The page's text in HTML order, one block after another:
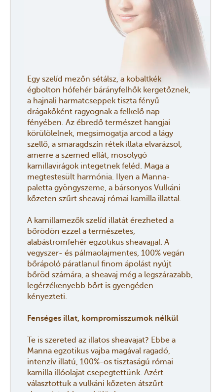
Egy szelíd mezőn sétálsz, a kobaltkék
égbolton hófehér bárányfelhők kergetőznek,
a hajnali harmatcseppek tiszta fényű
drágakőként ragyognak a felkelő nap
fényében. Az ébredő természet hangjai
körülölelnek, megsimogatja arcod a lágy
szellő, a smaragdszín rétek illata elvarázsol,
amerre a szemed ellát, mosolygó
kamillavirágok integetnek feléd. Maga a
megtestesült harmónia. Ilyen a Manna-
paletta gyöngyszeme, a bársonyos Vulkáni
kőzeten szűrt sheavaj római kamilla illattal.
A kamillamezők szelíd illatát érezheted a
bőrödön ezzel a természetes,
alabástromfehér egzotikus sheavajjal. A
vegyszer- és pálmaolajmentes, 100% vegán
bőrápoló páratlanul finom ápolást nyújt
bőröd számára, a sheavaj még a legszárazabb,
legérzékenyebb bőrt is gyengéden
kényezteti.
Fenséges illat, kompromisszumok nélkül
Te is szereted az illatos sheavajat? Ebbe a
Manna egzotikus vajba magával ragadó,
intenzív illatú, 100%-os tisztaságú római
kamilla illóolajat csepegtettünk. Azért
választottuk a vulkáni kőzeten átszűrt